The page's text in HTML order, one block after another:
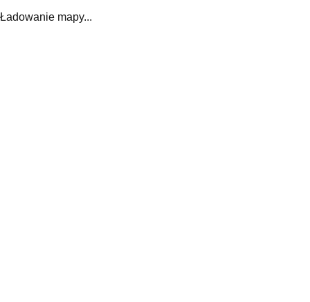
Ładowanie mapy...